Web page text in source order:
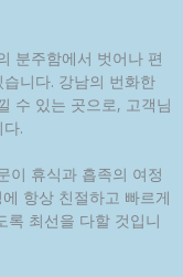
분주함에서 벗어나 편
니다. 강남의 번화한
수 있는 곳으로, 고객님
.
이 휴식과 흡족의 여정
항상 친절하고 빠르게
록 최선을 다할 것입니